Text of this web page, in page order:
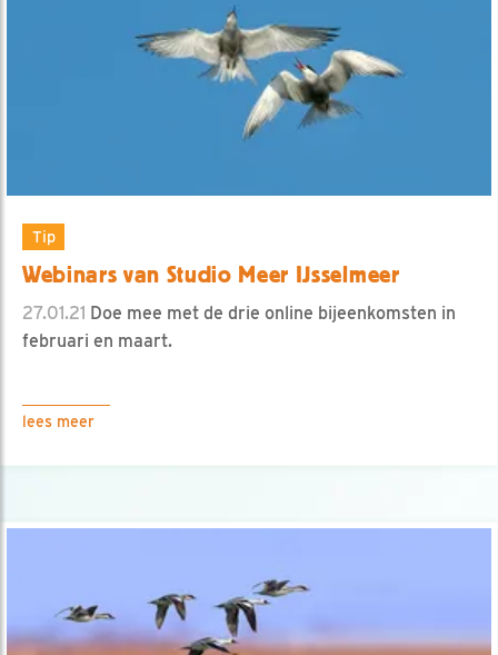
Tip
Webinars van Studio Meer IJsselmeer
27.01.21 Doe mee met de drie online bijeenkomsten in
februari en maart.
lees meer